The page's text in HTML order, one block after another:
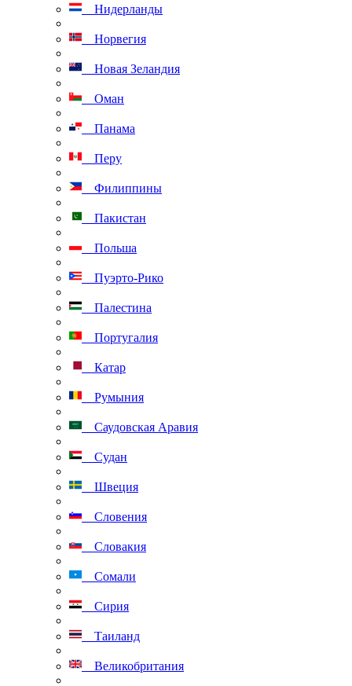
Нидерланды
Норвегия
Новая Зеландия
Оман
Панама
Перу
Филиппины
Пакистан
Польша
Пуэрто-Рико
Палестина
Португалия
Катар
Румыния
Саудовская Аравия
Судан
Швеция
Словения
Словакия
Сомали
Сирия
Таиланд
Великобритания